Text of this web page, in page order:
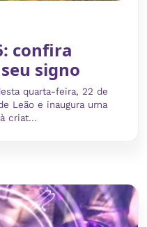
confira
signo
quarta-feira, 22 de
Leão e inaugura uma
criat...